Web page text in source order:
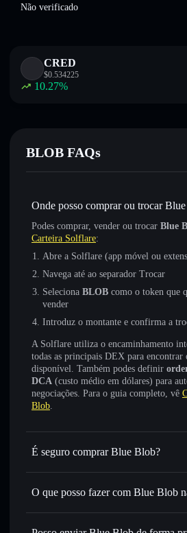
Não verificado
CRED
$0.534225
10.27%
BLOB FAQs
Onde posso comprar ou trocar
Podes comprar, vender ou trocar Blue
Carteira Solflare:
Abre a Solflare (app móvel ou
Navega até ao separador Trocar
Seleciona BLOB como o token que
vender
Introduz o montante e confirma a
A Solflare utiliza o encaminhamento
todas as principais DEX para encontrar
disponível. Também podes definir
DCA (custo médio em dólares) para
negociações. Para o guia completo, vê
Blob.
É seguro comprar Blue Blob?
Blue Blob não está verificado
O que posso fazer com Blue Blob
Blue Blob
Carteira Solflare
Trocar instantaneamente— trocar